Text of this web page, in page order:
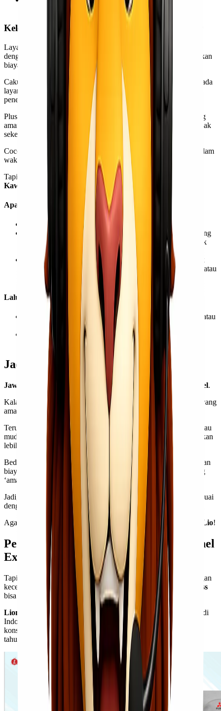
seperti barang yang mudah rusak atau busuk.
Kelebihan & Kekurangan dari Layanan Reguler
Layanan reguler merupakan layanan pengiriman untuk barang
dengan ukuran & berat yang tidak terlalu besar dan tidak memakan
biaya sebesar layanan kargo.
Cakupan barang yang dapat dikirimkan jauh lebih banyak daripada
layanan kargo selama masih sesuai dengan ketentuan maskapai
penerbangan.
Plus,
bisa mendapatkan pengiriman jalur udara yang
aman dengan durasi waktu yang terbilang sebentar walaupun tidak
seketat yang kargo.
Cocok sekali untuk
Kawan Lio
yang ingin mengirim barang dalam
waktu dekat dengan biaya yang terjangkau.
Tapi, kita cari tahu kelebihan dan kekurangannya dulu, ya, agar
Kawan Lio
lebih mantap dalam mengambil keputusan!
Apa Saja Kelebihan dari Layanan Reguler?
Biaya jauh lebih murah daripada yang kargo.
Secara umum pengirimannya jauh lebih cepat daripada yang
kargo karena proses keamanan dan penanganan yang tidak
sekompleks layanan tersebut.
Cakupan jenis barang yang dapat dikirimkan lebih banyak
daripada yang kargo, termasuk barang yang mudah rusak atau
mudah busuk.
Lalu, Apa Saja Kekurangan dari Layanan Kargo?
Keamanan tidak seketat kargo, sehingga risiko pencurian atau
kerusakan lebih tinggi.
Penanganan tidak sebagus kargo, sehingga berisiko lebih
tinggi mengalami kerusakan.
Jadi, Lebih Aman Kargo atau Reguler?
Jawabannya : tergantung kebutuhan dan prioritas Kawan Lionel.
Kalau
Kawan Lio
memang ingin memprioritaskan pengiriman yang
aman, maka kargo menjadi pilihan yang paling tepat.
Terutama ketika ingin mengirimkan barang yang mudah rusak atau
mudah busuk atau bahkan barang-barang bernilai tinggi, tentu akan
lebih aman jika menggunakan layanan kargo.
Beda halnya ketika
Kawan Lio
ingin barang cepat sampai dengan
biaya yang terjangkau, maka reguler menjadi pilihan yang paling
‘aman’.
Jadi, pastikan
Kawan Lio
memilih layanan pengiriman yang sesuai
dengan kebutuhan dan prioritas
Kawan Lio
, ya!
Agar bisa memberikan yang maksimal untuk customer Kawan Lio!
Pengiriman Kargo tapi Cepat? Ya, Lionel
Express!
Tapi, kalau Kawan Lio
inginnya kirim barang pakai kargo dengan
kecepatan yang sama dengan yang reguler, maka Lionel Express
bisa menjadi jawabannya!
Lionel Express
jasa ekspedisi & cargo udara
tercepat di
Indonesia yang sudah beroperasi sejak tahun 2015, yang secara
konsisten terpilih sebagaibest cargo agent Lion Air Group sejak
tahun 2017.